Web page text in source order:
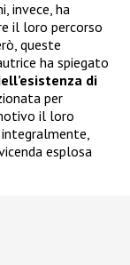
invece, ha
il loro percorso
queste
ha spiegato
di
per
il loro
esplosa